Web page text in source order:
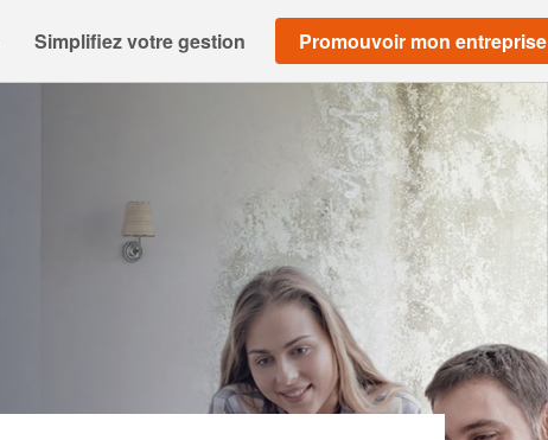
Simplifiez votre gestion Promouvoir mon entreprise